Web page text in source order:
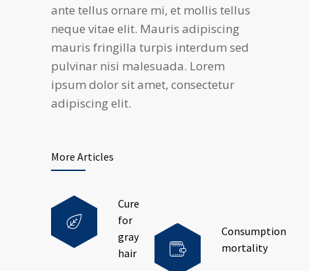
ante tellus ornare mi, et mollis tellus
neque vitae elit. Mauris adipiscing
mauris fringilla turpis interdum sed
pulvinar nisi malesuada. Lorem
ipsum dolor sit amet, consectetur
adipiscing elit.
More Articles
Cure
for
gray
hair
Consumption
mortality